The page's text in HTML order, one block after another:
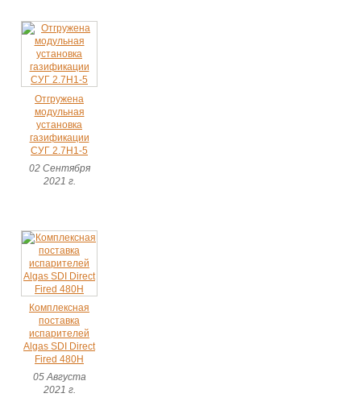
Отгружена
модульная
установка
газификации
СУГ 2.7Н1-5
02 Сентября
2021 г.
Комплексная
поставка
испарителей
Algas SDI Direct
Fired 480H
05 Августа
2021 г.